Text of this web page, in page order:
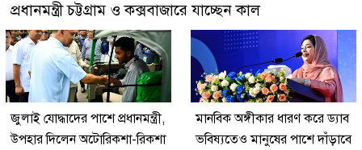
প্রধানমন্ত্রী চট্টগ্রাম ও কক্সবাজারে যাচ্ছেন কাল
জুলাই যোদ্ধাদের পাশে প্রধানমন্ত্রী,
উপহার দিলেন অটোরিকশা-রিকশা
মানবিক অঙ্গীকার ধারণ করে ড্যাব
ভবিষ্যতেও মানুষের পাশে দাঁড়াবে